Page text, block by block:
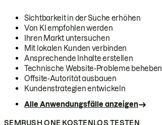
Sichtbarkeit in der Suche erhöhen
Von KI empfohlen werden
Ihren Markt untersuchen
Mit lokalen Kunden verbinden
Ansprechende Inhalte erstellen
Technische Website-Probleme beheben
Offsite-Autorität ausbauen
Kundenstrategien entwickeln
Alle Anwendungsfälle anzeigen
SEMRUSH ONE KOSTENLOS TESTEN